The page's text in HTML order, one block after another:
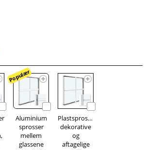
Populær
Aluminium
sprosser
mellem
glassene
Plastsprosser,
dekorative
og
aftagelige